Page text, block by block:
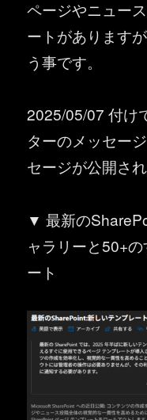
ページやニュー
ートがあります
う事です。
2025/05/07 付け
ターのメッセー
セージが公開され
▼ 最新の
ャラリーと50+
ート